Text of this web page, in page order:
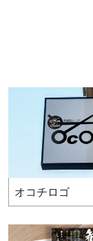
オコチロゴ